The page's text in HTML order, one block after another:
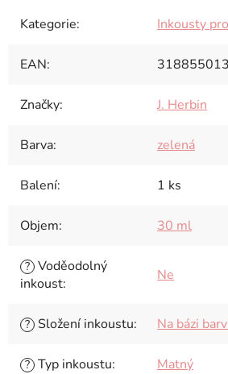
Kategorie: Inkousty
EAN:
Značky: J. Herbin
Barva: zelená
Balení: 1 ks
Objem: 30 ml
? Voděodolný
inkoust: Ne
? Složení inkoustu: Na bázi
? Typ inkoustu: Matný